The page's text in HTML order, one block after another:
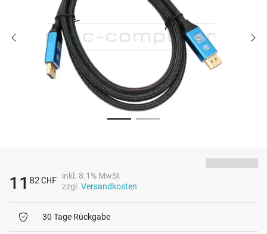
11 82CHF
inkl. 8.1% MwSt
zzgl. Versandkosten
30 Tage Rückgabe